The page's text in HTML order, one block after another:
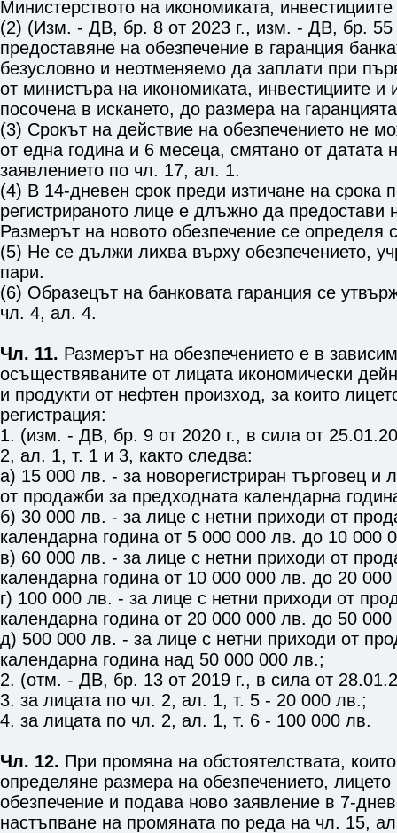
Министерството на икономиката,
(2) (Изм. - ДВ, бр. 8 от 2023 г., изм. - ДВ, бр. 55
предоставяне на обезпечение в гаранция
безусловно и неотменяемо да заплати при
от министъра на икономиката, инвестициите и
посочена в искането, до размера на
(3) Срокът на действие на обезпечението не
от една година и 6 месеца, смятано от датата
заявлението по чл. 17, ал. 1.
(4) В 14-дневен срок преди изтичане на срока
регистрираното лице е длъжно да предостави
Размерът на новото обезпечение се определя
(5) Не се дължи лихва върху обезпечението,
пари.
(6) Образецът на банковата гаранция се
чл. 4, ал. 4.
Чл. 11. Размерът на обезпечението е в
осъществяваните от лицата икономически
и продукти от нефтен произход, за които
регистрация:
1. (изм. - ДВ, бр. 9 от 2020 г., в сила от
2, ал. 1, т. 1 и 3, както следва:
а) 15 000 лв. - за новорегистриран търговец и
от продажби за предходната календарна
б) 30 000 лв. - за лице с нетни приходи от
календарна година от 5 000 000 лв. до 10 000
в) 60 000 лв. - за лице с нетни приходи от
календарна година от 10 000 000 лв. до 20
г) 100 000 лв. - за лице с нетни приходи от
календарна година от 20 000 000 лв. до 50
д) 500 000 лв. - за лице с нетни приходи от
календарна година над 50 000 000 лв.;
2. (отм. - ДВ, бр. 13 от 2019 г., в сила от
3. за лицата по чл. 2, ал. 1, т. 5 - 20 000 лв.;
4. за лицата по чл. 2, ал. 1, т. 6 - 100 000 лв.
Чл. 12. При промяна на обстоятелствата,
определяне размера на обезпечението,
обезпечение и подава ново заявление в 7-
настъпване на промяната по реда на чл. 15,